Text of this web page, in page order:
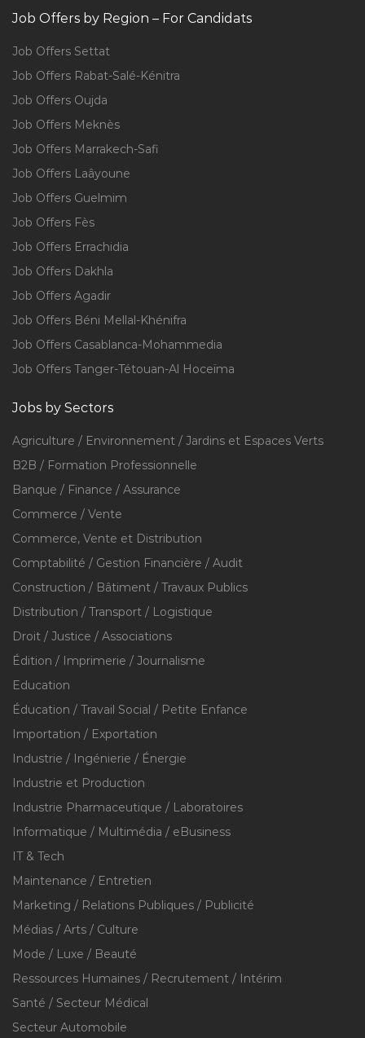
Job Offers by Region – For Candidats
Job Offers Settat
Job Offers Rabat-Salé-Kénitra
Job Offers Oujda
Job Offers Meknès
Job Offers Marrakech-Safi
Job Offers Laâyoune
Job Offers Guelmim
Job Offers Fès
Job Offers Errachidia
Job Offers Dakhla
Job Offers Agadir
Job Offers Béni Mellal-Khénifra
Job Offers Casablanca-Mohammedia
Job Offers Tanger-Tétouan-Al Hoceïma
Jobs by Sectors
Agriculture / Environnement / Jardins et Espaces Verts
B2B / Formation Professionnelle
Banque / Finance / Assurance
Commerce / Vente
Commerce, Vente et Distribution
Comptabilité / Gestion Financière / Audit
Construction / Bâtiment / Travaux Publics
Distribution / Transport / Logistique
Droit / Justice / Associations
Édition / Imprimerie / Journalisme
Education
Éducation / Travail Social / Petite Enfance
Importation / Exportation
Industrie / Ingénierie / Énergie
Industrie et Production
Industrie Pharmaceutique / Laboratoires
Informatique / Multimédia / eBusiness
IT & Tech
Maintenance / Entretien
Marketing / Relations Publiques / Publicité
Médias / Arts / Culture
Mode / Luxe / Beauté
Ressources Humaines / Recrutement / Intérim
Santé / Secteur Médical
Secteur Automobile